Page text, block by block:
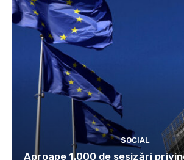
SOCIAL
Aproape 1.000 de sesizări